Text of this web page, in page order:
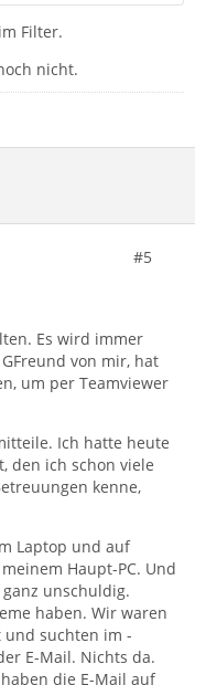
Filter.
nicht.
#5
Es wird immer
von mir, hat
um per Teamviewer
Ich hatte heute
den ich schon viele
kenne,
Laptop und auf
Haupt-PC. Und
unschuldig.
haben. Wir waren
und suchten im -
E-Mail. Nichts da.
die E-Mail auf